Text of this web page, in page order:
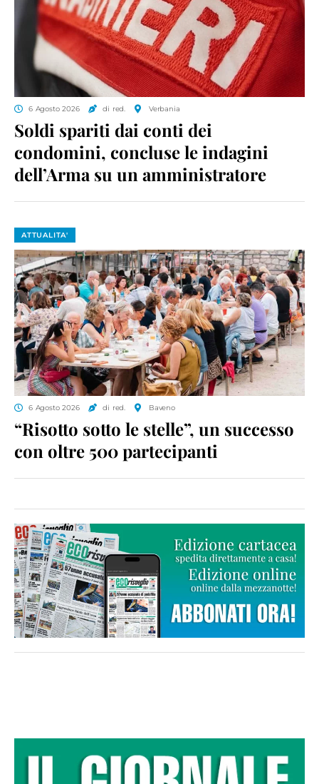
6 Agosto 2026 di red. Verbania
Soldi spariti dai conti dei
condomini, concluse le indagini
dell’Arma su un amministratore
ATTUALITA'
6 Agosto 2026 di red. Baveno
“Risotto sotto le stelle”, un successo
con oltre 500 partecipanti